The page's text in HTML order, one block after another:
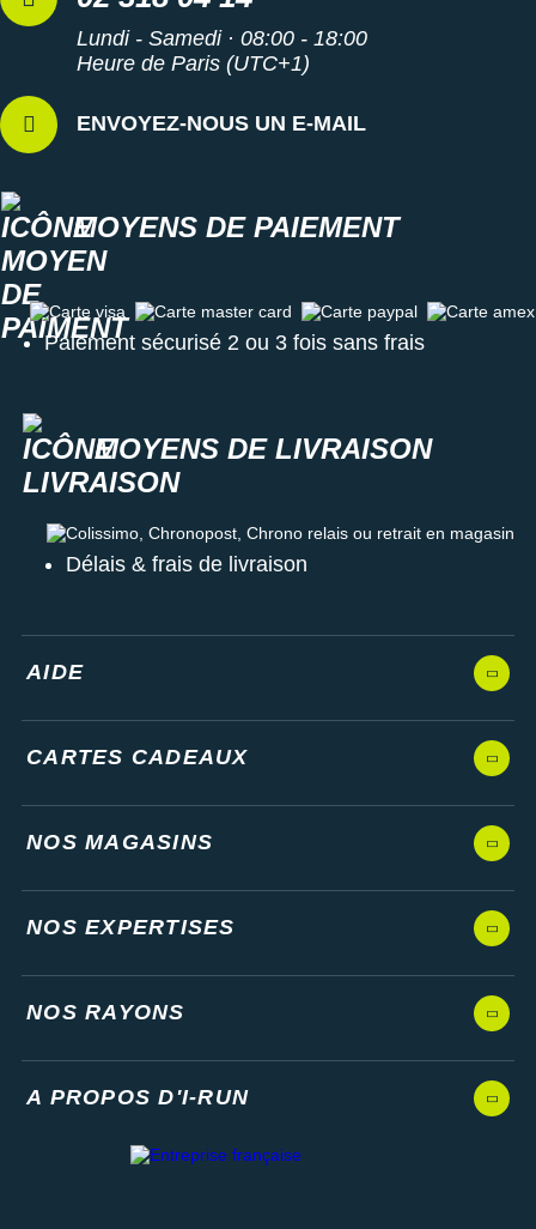
Lundi - Samedi · 08:00 - 18:00
Heure de Paris (UTC+1)
ENVOYEZ-NOUS UN E-MAIL
MOYENS DE PAIEMENT
Carte visa Carte master card Carte paypal Carte amex
Paiement sécurisé 2 ou 3 fois sans frais
MOYENS DE LIVRAISON
Colissimo, Chronopost, Chrono relais ou retrait en magasin
Délais & frais de livraison
AIDE
CARTES CADEAUX
NOS MAGASINS
NOS EXPERTISES
NOS RAYONS
A PROPOS D'I-RUN